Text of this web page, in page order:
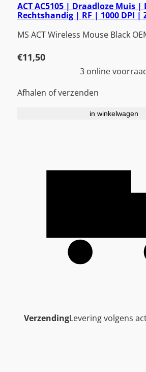
ACT AC5105 | Draadloze Muis |
Rechtshandig | RF | 1000 DPI |
MS ACT Wireless Mouse Black
€11,50
3 online
Afhalen of verzenden
in winkelwagen
VerzendingLevering volgens